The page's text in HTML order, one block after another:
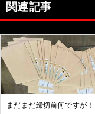
関連記事
まだまだ締切前何ですが！